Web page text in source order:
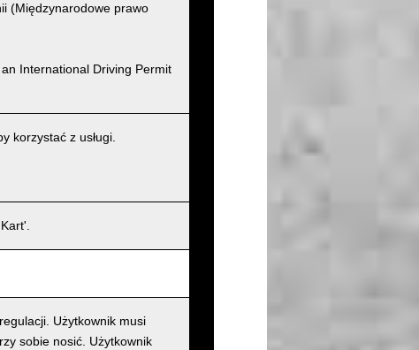
(Międzynarodowe prawo
International Driving Permit
korzystać z usługi.
Użytkownik musi
sobie nosić. Użytkownik